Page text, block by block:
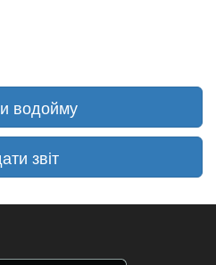
водойму
звіт